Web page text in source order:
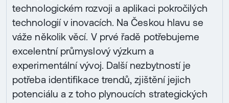
technologickém rozvoji a aplikaci pokročilých
technologií v inovacích. Na Českou hlavu se
váže několik věcí. V prvé řadě potřebujeme
excelentní průmyslový výzkum a
experimentální vývoj. Další nezbytností je
potřeba identifikace trendů, zjištění jejich
potenciálu a z toho plynoucích strategických